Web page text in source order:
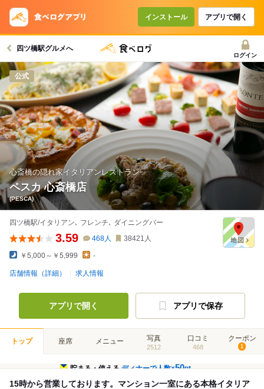
インストール アプリで開く
四ツ橋駅グルメへ
ログイン
公式
心斎橋の隠れ家イタリアンレストラン
ペスカ 心斎橋店
(PESCA)
四ツ橋駅/イタリアン､ フレンチ､ ダイニングバー
3.59 468人 38421 人
￥5,000～￥5,999 -
店舗情報（詳細） 求人情報
アプリで開く アプリで保存
トップ 座席 メニュー 写真
2512
口コミ
468
クーポン
1
貯まる・使えるディナーで人数×50pt
15時から営業しております。マンション一室にある本格イタリア
コースで使えるクーポン
戻る
クーポンを利用せず予約する